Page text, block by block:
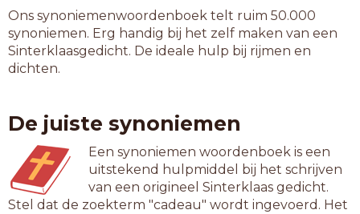
Ons synoniemenwoordenboek telt ruim 50.000
synoniemen. Erg handig bij het zelf maken van een
Sinterklaasgedicht. De ideale hulp bij rijmen en
dichten.
De juiste synoniemen
Een synoniemen woordenboek is een
uitstekend hulpmiddel bij het schrijven
van een origineel Sinterklaas gedicht.
Stel dat de zoekterm "cadeau" wordt ingevoerd. Het